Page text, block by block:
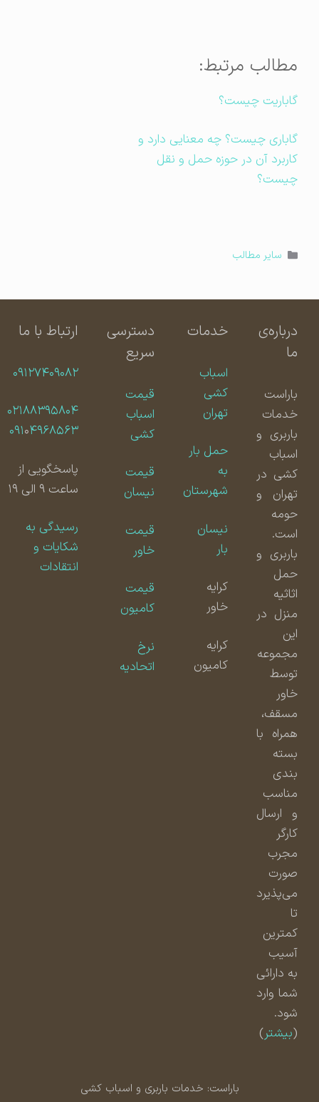
مطالب مرتبط:
گاباریت چیست؟
گاباری چیست؟ چه معنایی دارد و
کاربرد آن در حوزه حمل و نقل
چیست؟
دسته‌ها
سایر مطالب
درباره‌ی
باراست
خدمات
باربری و
اسباب
کشی در
تهران و
حومه
است.
باربری و
حمل
اثاثیه
منزل در
مجموعه
توسط
مسقف،
همراه با
بسته
بندی
مناسب
و ارسال
مجرب
صورت
می‌پذیرد
کمترین
آسیب
به دارائی
شما وارد
شود.
بیشتر)
خدمات
اسباب
کشی
تهران
حمل بار
شهرستان
نیسان
کامیون
دسترسی
سریع
قیمت
اسباب
کشی
قیمت
نیسان
قیمت
قیمت
کامیون
اتحادیه
ارتباط با ما
۰۹۱۲۷۴۰۹۰۸۲
۰۲۱۸۸۳۹۵۸۰۴
۰۹۱۰۴۹۶۸۵۶۳
پاسخگویی از
ساعت ۹ الی ۱۹
رسیدگی به
شکایات و
انتقادات
باراست: خدمات باربری و اسباب کشی